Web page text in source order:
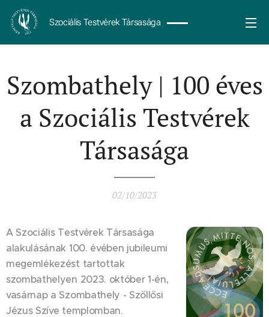
Szociális Testvérek Társasága
Szombathely | 100 éves
a Szociális Testvérek
Társasága
02/10/2023
A Szociális Testvérek Társasága
alakulásának 100. évében jubileumi
megemlékezést tartottak
szombathelyen 2023. október 1-én,
vasárnap a Szombathely - Szőllősi
Jézus Szíve templomban.